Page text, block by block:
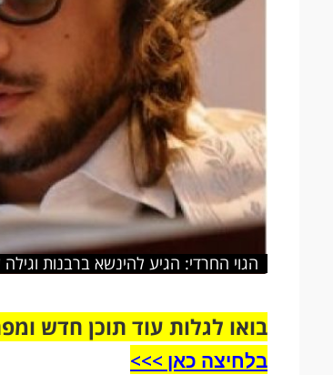
הגוי החרדי: הגיע להינשא ברבנות וגילה
בואו לגלות עוד תוכן חדש
בלחיצה כאן >>>​